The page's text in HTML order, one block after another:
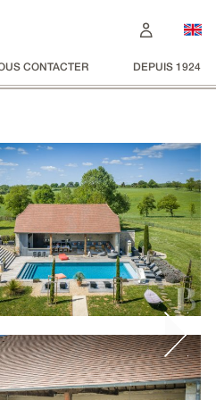
CONTACTER DEPUIS 1924